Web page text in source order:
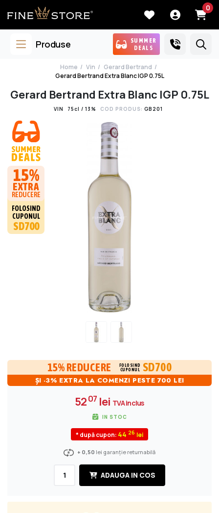
0
Produse
SUMMER
DEALS
Home Vin
Gerard Bertrand
Gerard Bertrand Extra Blanc IGP 0.75L
Gerard Bertrand Extra Blanc IGP 0.75L
VIN 75cl / 13% COD PRODUS: GB201
15%
EXTRA
REDUCERE
FOLOSIND
CUPONUL
SD700
15% REDUCERE
FOLOSIND
CUPONUL
SD700
ȘI -3% EXTRA LA COMENZI PESTE 700 LEI
5207 lei TVA inclus
IN STOC
* după cupon: 44 26
+ 0,50 lei garanție returnabilă
ADAUGA IN COS